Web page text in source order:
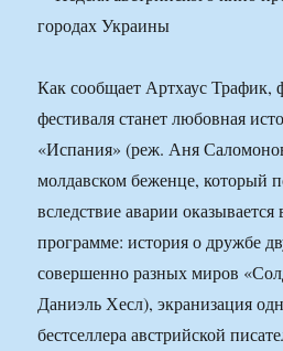
Как сообщает Артхаус
фестиваля станет любовная
«Испания» (реж. Аня
молдавском беженце, который
вследствие аварии
программе: история о дружбе
совершенно разных миров
Даниэль Хесл), экранизация
бестселлера австрийской